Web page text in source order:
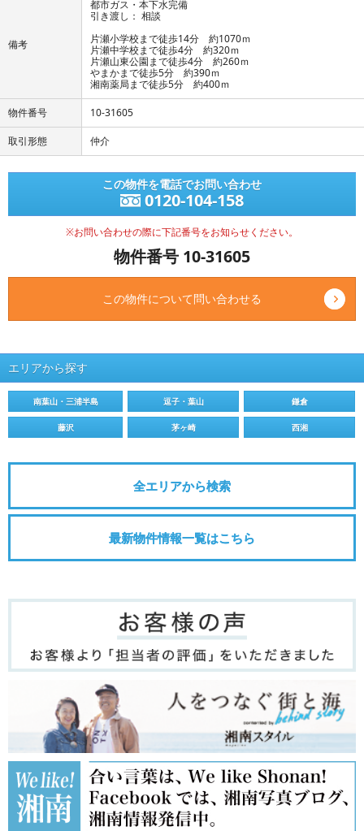
備考
都市ガス・本下水完備
引き渡し： 相談
片瀬小学校まで徒歩14分 約1070ｍ
片瀬中学校まで徒歩4分 約320ｍ
片瀬山東公園まで徒歩4分 約260ｍ
やまかまで徒歩5分 約390ｍ
湘南薬局まで徒歩5分 約400ｍ
物件番号 10-31605
取引形態 仲介
この物件を電話でお問い合わせ
0120-104-158
※お問い合わせの際に下記番号をお知らせください。
物件番号 10-31605
この物件について問い合わせる
エリアから探す
南葉山・三浦半島 逗子・葉山 鎌倉
藤沢 茅ヶ崎 西湘
全エリアから検索
最新物件情報一覧はこちら